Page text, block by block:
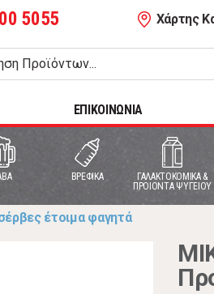
5055 Χάρτης
ΕΠΙΚΟΙΝΩΝΙΑ
ΒΡΕΦΙΚΑ
ΓΑΛΑΚΤΟΚΟΜΙΚΑ &
ΠΡΟΙΟΝΤΑ ΨΥΓΕΙΟΥ
έτοιμα φαγητά